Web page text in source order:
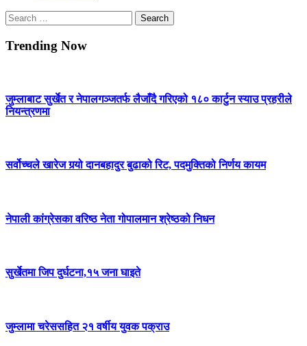
Search
for:
Trending Now
जुम्लाबाट सुर्खेत र नेपालगञ्जतर्फ लैजाँदै गरिएको १८० कार्टुन स्याउ प्रहरीले
नियन्त्रणमा
सर्वोच्चले खारेज गर्‍यो दानबहादुर बुढाको रिट, पदमुक्तिको निर्णय कायम
नेपाली कांग्रेसका वरिष्ठ नेता गोपालमान श्रेष्ठको निधन
सुर्खेतमा जिप दुर्घटना,१५ जना घाइते
जुम्लामा चरेससहित २१ वर्षीय युवक पक्राउ